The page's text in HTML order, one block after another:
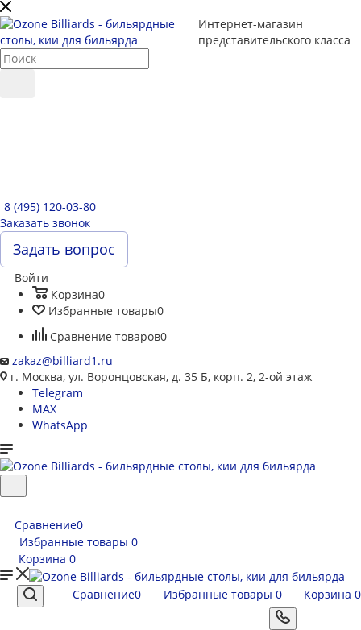
Интернет-магазин
представительского класса
8 (495) 120-03-80
Заказать звонок
Задать вопрос
Войти
Корзина0
Избранные товары0
Сравнение товаров0
zakaz@billiard1.ru
г. Москва, ул. Воронцовская, д. 35 Б, корп. 2, 2-ой этаж
Telegram
MAX
WhatsApp
Сравнение0
Избранные товары 0
Корзина 0
Сравнение0 Избранные товары 0 Корзина 0